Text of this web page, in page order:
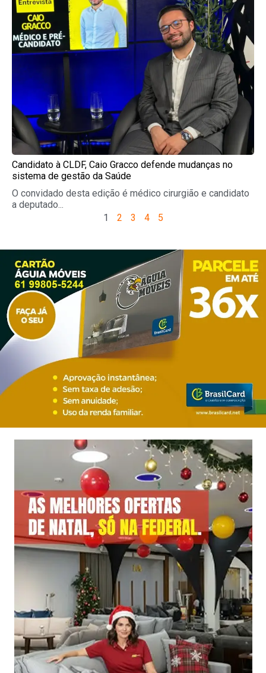
Candidato à CLDF, Caio Gracco defende mudanças no
sistema de gestão da Saúde
O convidado desta edição é médico cirurgião e candidato
a deputado...
1 2 3 4 5